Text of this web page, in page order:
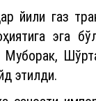
эга
Муборак,
этилди.
саноати
Мисол